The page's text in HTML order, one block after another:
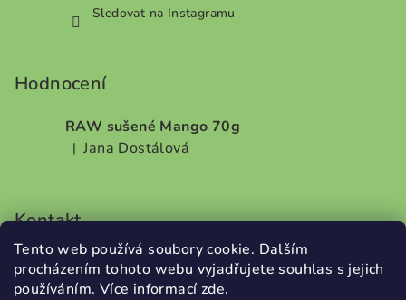
Tento web používá soubory cookie. Dalším
procházením tohoto webu vyjadřujete souhlas s jejich
používáním. Více informací zde.
Sledovat na Instagramu
Hodnocení
RAW sušené Mango 70g
Hodnocení produktu je 5 z 5 hvězdiček.
| Jana Dostálová
Kontakt
@ dobrodilo.cz
+420732707987